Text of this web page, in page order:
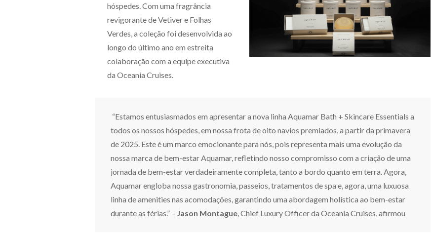
hóspedes. Com uma fragrância
revigorante de Vetiver e Folhas
Verdes, a coleção foi desenvolvida ao
longo do último ano em estreita
colaboração com a equipe executiva
da Oceania Cruises.
“Estamos entusiasmados em apresentar a nova linha Aquamar Bath + Skincare Essentials a
todos os nossos hóspedes, em nossa frota de oito navios premiados, a partir da primavera
de 2025. Este é um marco emocionante para nós, pois representa mais uma evolução da
nossa marca de bem-estar Aquamar, refletindo nosso compromisso com a criação de uma
jornada de bem-estar verdadeiramente completa, tanto a bordo quanto em terra. Agora,
Aquamar engloba nossa gastronomia, passeios, tratamentos de spa e, agora, uma luxuosa
linha de amenities nas acomodações, garantindo uma abordagem holística ao bem-estar
durante as férias.” – Jason Montague, Chief Luxury Officer da Oceania Cruises, afirmou